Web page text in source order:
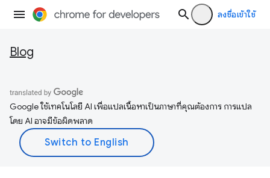
ลงชื่อเข้าใช้
Blog
Google ใช้เทคโนโลยี AI เพื่อแปลเนื้อหาเป็นภาษาที่คุณต้องการ การแปล
โดย AI อาจมีข้อผิดพลาด